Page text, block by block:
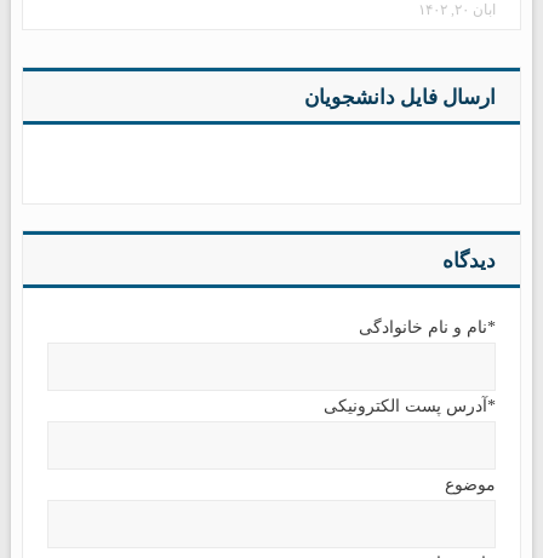
آبان ۲۰, ۱۴۰۲
ارسال فایل دانشجویان
دیدگاه
*نام و نام خانوادگی
*آدرس پست الکترونیکی
موضوع